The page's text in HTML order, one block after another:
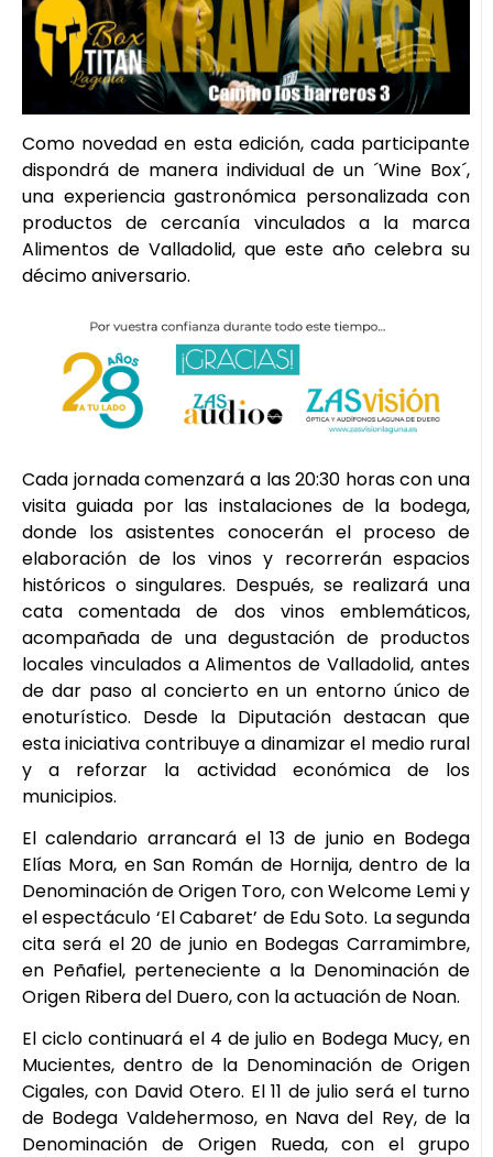
Como novedad en esta edición, cada participante
dispondrá de manera individual de un ´Wine Box´,
una experiencia gastronómica personalizada con
productos de cercanía vinculados a la marca
Alimentos de Valladolid, que este año celebra su
décimo aniversario.
Cada jornada comenzará a las 20:30 horas con una
visita guiada por las instalaciones de la bodega,
donde los asistentes conocerán el proceso de
elaboración de los vinos y recorrerán espacios
históricos o singulares. Después, se realizará una
cata comentada de dos vinos emblemáticos,
acompañada de una degustación de productos
locales vinculados a Alimentos de Valladolid, antes
de dar paso al concierto en un entorno único de
enoturístico. Desde la Diputación destacan que
esta iniciativa contribuye a dinamizar el medio rural
y a reforzar la actividad económica de los
municipios.
El calendario arrancará el 13 de junio en Bodega
Elías Mora, en San Román de Hornija, dentro de la
Denominación de Origen Toro, con Welcome Lemi y
el espectáculo ‘El Cabaret’ de Edu Soto. La segunda
cita será el 20 de junio en Bodegas Carramimbre,
en Peñafiel, perteneciente a la Denominación de
Origen Ribera del Duero, con la actuación de Noan.
El ciclo continuará el 4 de julio en Bodega Mucy, en
Mucientes, dentro de la Denominación de Origen
Cigales, con David Otero. El 11 de julio será el turno
de Bodega Valdehermoso, en Nava del Rey, de la
Denominación de Origen Rueda, con el grupo